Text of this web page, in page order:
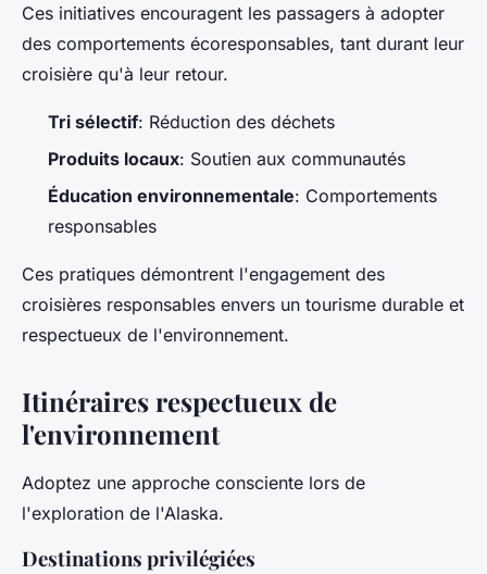
Ces initiatives encouragent les passagers à adopter
des comportements écoresponsables, tant durant leur
croisière qu'à leur retour.
Tri sélectif: Réduction des déchets
Produits locaux: Soutien aux communautés
Éducation environnementale: Comportements
responsables
Ces pratiques démontrent l'engagement des
croisières responsables envers un tourisme durable et
respectueux de l'environnement.
Itinéraires respectueux de
l'environnement
Adoptez une approche consciente lors de
l'exploration de l'Alaska.
Destinations privilégiées